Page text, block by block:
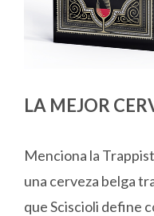
LA MEJOR
Menciona la
una cerveza belga
que Sciscioli define